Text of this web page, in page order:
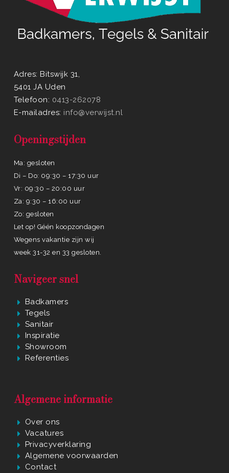
Adres: Bitswijk 31,
5401 JA Uden
Telefoon: 0413-262078
E-mailadres: info@verwijst.nl
Openingstijden
Ma: gesloten
Di – Do: 09:30 – 17:30 uur
Vr: 09:30 – 20:00 uur
Za: 9:30 – 16:00 uur
Zo: gesloten
Let op! Géén koopzondagen
Wegens vakantie zijn wij
week 31-32 en 33 gesloten.
Navigeer snel
Badkamers
Tegels
Sanitair
Inspiratie
Showroom
Referenties
Algemene informatie
Over ons
Vacatures
Privacyverklaring
Algemene voorwaarden
Contact